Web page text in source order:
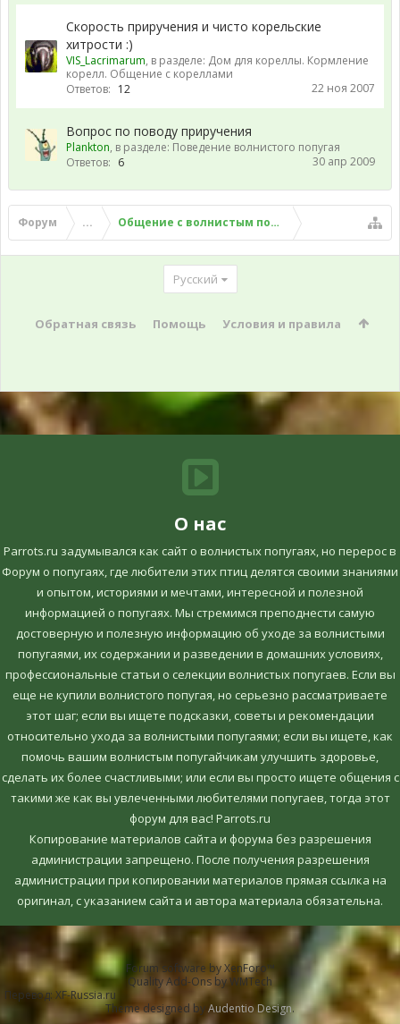
Скорость приручения и чисто корельские
хитрости :)
VIS_Lacrimarum, в разделе: Дом для кореллы. Кормление
корелл. Общение с кореллами
Ответов: 12 22 ноя 2007
Вопрос по поводу приручения
Plankton, в разделе: Поведение волнистого попугая
Ответов: 6 30 апр 2009
Форум ... Общение с волнистым попугаем
Русский
Обратная связь Помощь Условия и правила
О нас
Parrots.ru задумывался как сайт о волнистых попугаях, но перерос в
Форум о попугаях, где любители этих птиц делятся своими знаниями
и опытом, историями и мечтами, интересной и полезной
информацией о попугаях. Мы стремимся преподнести самую
достоверную и полезную информацию об уходе за волнистыми
попугаями, их содержании и разведении в домашних условиях,
профессиональные статьи о селекции волнистых попугаев. Если вы
еще не купили волнистого попугая, но серьезно рассматриваете
этот шаг; если вы ищете подсказки, советы и рекомендации
относительно ухода за волнистыми попугаями; если вы ищете, как
помочь вашим волнистым попугайчикам улучшить здоровье,
сделать их более счастливыми; или если вы просто ищете общения с
такими же как вы увлеченными любителями попугаев, тогда этот
форум для вас! Parrots.ru
Копирование материалов сайта и форума без разрешения
администрации запрещено. После получения разрешения
администрации при копировании материалов прямая ссылка на
оригинал, c указанием сайта и автора материала обязательна.
Forum software by XenForo™
Quality Add-Ons by WMTech
Перевод: XF-Russia.ru
Theme designed byAudentio Design.